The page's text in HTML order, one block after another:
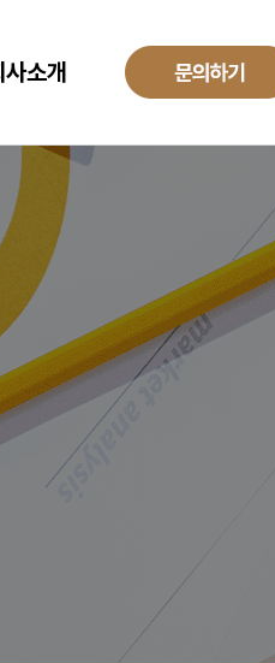
SERVICE
Development Center
센터 BPO
BPO
소개
업소개
자정보
외법인
정보